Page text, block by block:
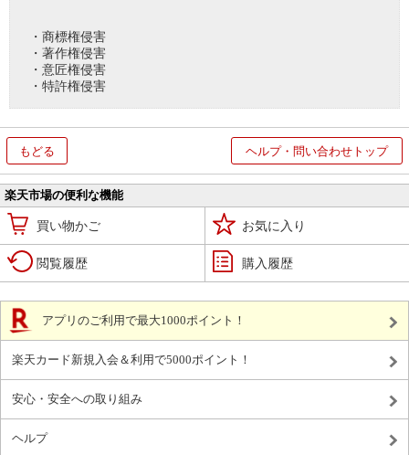
・商標権侵害
・著作権侵害
・意匠権侵害
・特許権侵害
もどる ヘルプ・問い合わせトップ
楽天市場の便利な機能
買い物かご お気に入り
閲覧履歴 購入履歴
アプリのご利用で最大1000ポイント！
楽天カード新規入会＆利用で5000ポイント！
安心・安全への取り組み
ヘルプ